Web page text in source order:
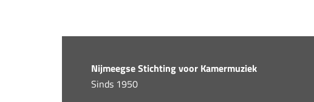
Nijmeegse Stichting voor Kamermuziek
Sinds 1950